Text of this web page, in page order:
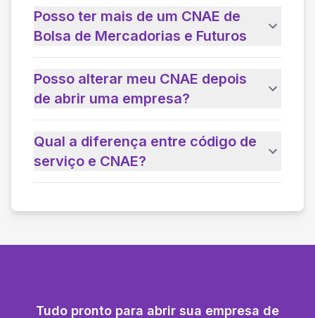
Posso ter mais de um CNAE de
Bolsa de Mercadorias e Futuros
Posso alterar meu CNAE depois
de abrir uma empresa?
Qual a diferença entre código de
serviço e CNAE?
Tudo pronto para abrir sua empresa de